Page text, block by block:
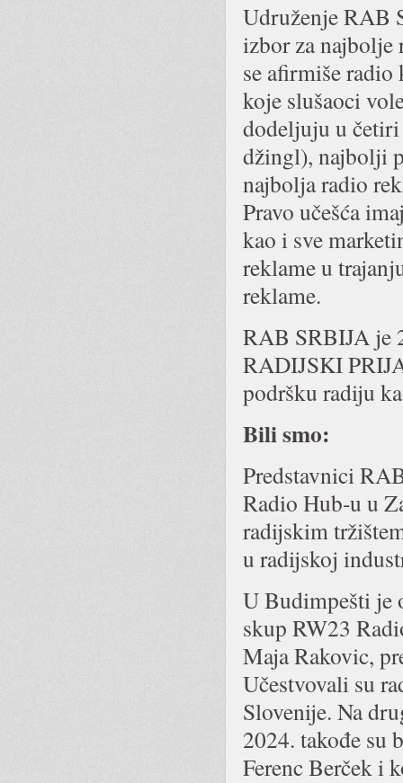
Udruženje RAB
izbor za
se afirmiše
koje slušaoci
dodeljuju u
džingl), najbolji
najbolja radio
Pravo učešća
kao i sve
reklame u
reklame.
RAB SRBIJA je
RADIJSKI
podršku radiju
Bili smo:
Predstavnici
Radio Hub-u u
radijskim
u radijskoj
U Budimpešti je
skup RW23
Maja Rakovic,
Učestvovali su
Slovenije. Na
2024. takođe su
Ferenc Berček i